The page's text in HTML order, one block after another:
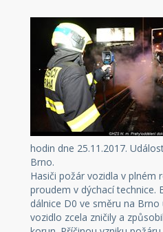
hodin dne 25.11.2017.
Brno.
Hasiči požár vozidla v plném
proudem v dýchací technice.
dálnice D0 ve směru na
vozidlo zcela zničily a